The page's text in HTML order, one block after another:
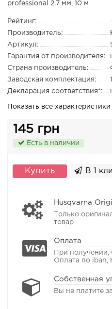
professional 2.7 мм, 10 м
Рейтинг:
Производитель:
Артикул:
Гарантия от производителя:
Страна производитель:
Заводская комплектация:
Декларация соответствия*:
Показать все характеристики
145 грн
Есть в наличии
Купить В 1
Husqvarna
Только
товар
Оплата
При получении,
Оплата по iban,
Собственная
Вы не платите